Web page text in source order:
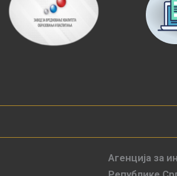
Агенција за